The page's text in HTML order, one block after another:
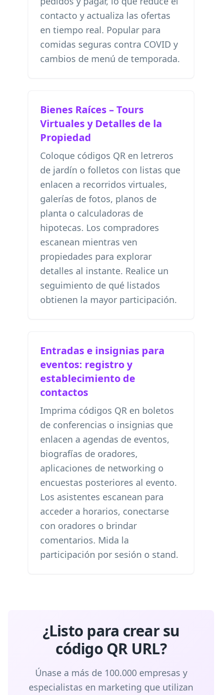
contacto y actualiza las ofertas
en tiempo real. Popular para
comidas seguras contra COVID y
cambios de menú de temporada.
Bienes Raíces – Tours
Virtuales y Detalles de la
Propiedad
Coloque códigos QR en letreros
de jardín o folletos con listas que
enlacen a recorridos virtuales,
galerías de fotos, planos de
planta o calculadoras de
hipotecas. Los compradores
escanean mientras ven
propiedades para explorar
detalles al instante. Realice un
seguimiento de qué listados
obtienen la mayor participación.
Entradas e insignias para
eventos: registro y
establecimiento de
contactos
Imprima códigos QR en boletos
de conferencias o insignias que
enlacen a agendas de eventos,
biografías de oradores,
aplicaciones de networking o
encuestas posteriores al evento.
Los asistentes escanean para
acceder a horarios, conectarse
con oradores o brindar
comentarios. Mida la
participación por sesión o stand.
¿Listo para crear su
código QR URL?
Únase a más de 100.000 empresas y
especialistas en marketing que utilizan